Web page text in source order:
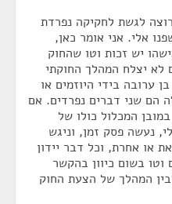
לגשת לחקיקה נפרדת
אלי. אני אומר כאן,
יש זכות וטו שהחוק
יצלח המהלך החוקתי
ערובה בידי היוזמים או
הם שני דברים נפרדים. אם
המכלול כולו של
נעשה פסק זמן, וניגש
או אחרת, וכל דבר יידון
וטו בשום כיוון בהקשר
המהלך של הצעת החוק